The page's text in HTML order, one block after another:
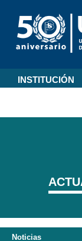
INSTITUCIÓN
Noticias